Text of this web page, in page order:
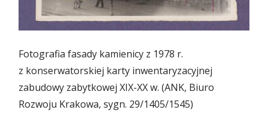
Fotografia fasady kamienicy z 1978 r.
z konserwatorskiej karty inwentaryzacyjnej
zabudowy zabytkowej XIX-XX w. (ANK, Biuro
Rozwoju Krakowa, sygn. 29/1405/1545)